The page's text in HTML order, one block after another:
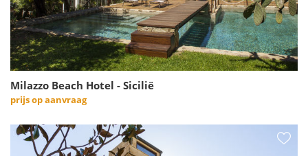
Milazzo Beach Hotel - Sicilië
prijs op aanvraag